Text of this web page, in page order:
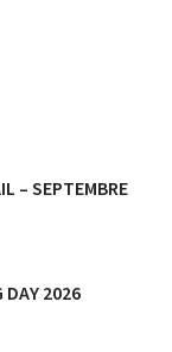
– SEPTEMBRE
DAY 2026